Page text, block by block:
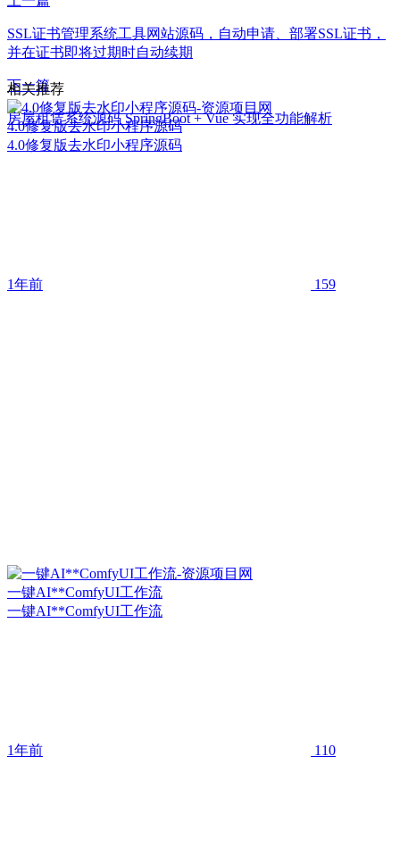
SSL证书管理系统工具网站源码，自动申请、部署SSL证书，
并在证书即将过期时自动续期
下一篇
房屋租赁系统源码 SpringBoot + Vue 实现全功能解析
相关推荐
4.0修复版去水印小程序源码
4.0修复版去水印小程序源码
1年前 159
一键AI**ComfyUI工作流
一键AI**ComfyUI工作流
1年前 110